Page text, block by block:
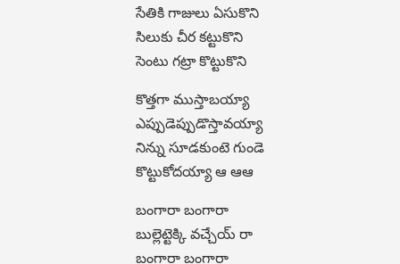
సేతికి గాజులు ఏసుకొని
సిలుకు చీర కట్టుకొని
సెంటు గట్రా కొట్టుకొని
కొత్తగా ముస్తాబయ్యా
ఎప్పుడెప్పుడొస్తావయ్యా
నిన్ను సూడకుంటె గుండె
కొట్టుకోదయ్యా ఆ ఆఆ
బంగారా బంగారా
బుల్లెట్టెక్కి వచ్చేయ్ రా
బంగారా బంగారా